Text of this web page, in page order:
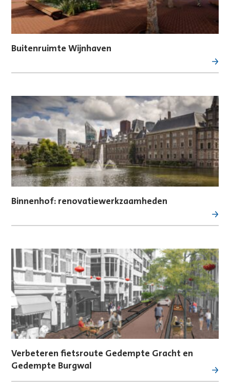
Buitenruimte Wijnhaven
Binnenhof: renovatiewerkzaamheden
Verbeteren fietsroute Gedempte Gracht en
Gedempte Burgwal